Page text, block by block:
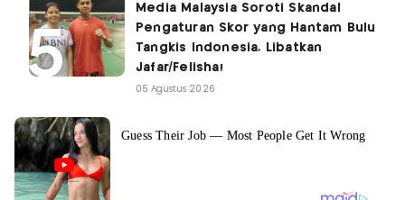
Media Malaysia Soroti Skandal
Pengaturan Skor yang Hantam Bulu
Tangkis Indonesia, Libatkan
Jafar/Felisha!
05 Agustus 2026